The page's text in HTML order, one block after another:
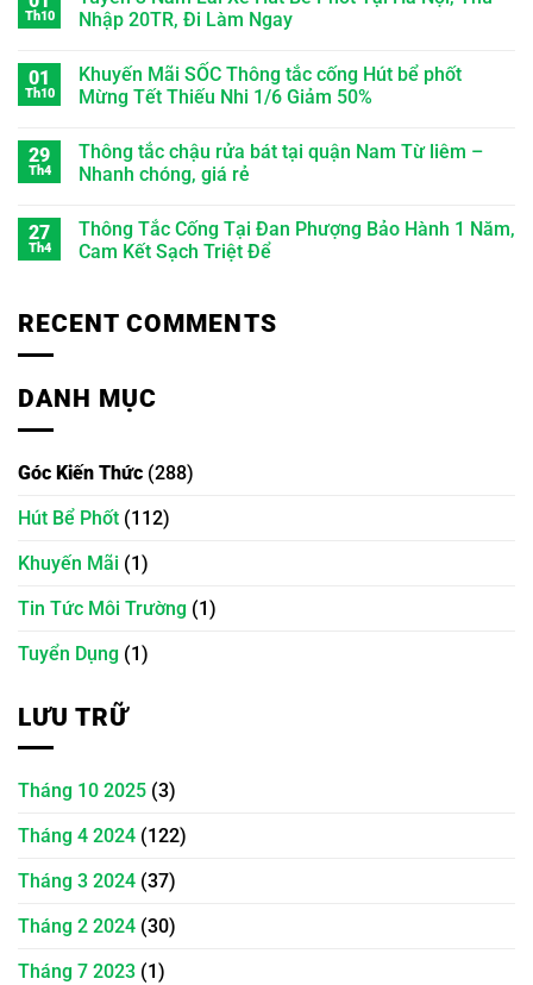
Th10
Nhập 20TR, Đi Làm Ngay
01
Th10
Khuyến Mãi SỐC Thông tắc cống Hút bể phốt
Mừng Tết Thiếu Nhi 1/6 Giảm 50%
29
Th4
Thông tắc chậu rửa bát tại quận Nam Từ liêm –
Nhanh chóng, giá rẻ
27
Th4
Thông Tắc Cống Tại Đan Phượng Bảo Hành 1 Năm,
Cam Kết Sạch Triệt Để
RECENT COMMENTS
DANH MỤC
Góc Kiến Thức (288)
Hút Bể Phốt (112)
Khuyến Mãi (1)
Tin Tức Môi Trường (1)
Tuyển Dụng (1)
LƯU TRỮ
Tháng 10 2025 (3)
Tháng 4 2024 (122)
Tháng 3 2024 (37)
Tháng 2 2024 (30)
Tháng 7 2023 (1)